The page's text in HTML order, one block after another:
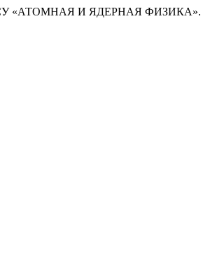
«АТОМНАЯ И ЯДЕРНАЯ ФИЗИКА».